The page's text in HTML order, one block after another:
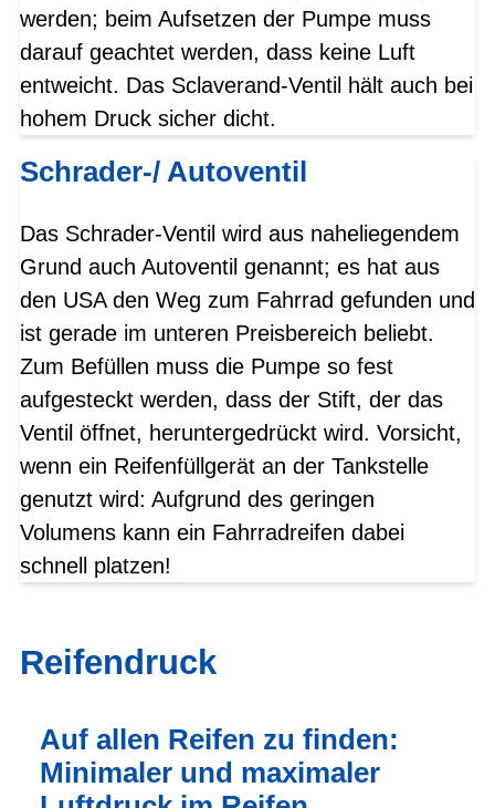
werden; beim Aufsetzen der Pumpe muss
darauf geachtet werden, dass keine Luft
entweicht. Das Sclaverand-Ventil hält auch bei
hohem Druck sicher dicht.
Schrader-/ Autoventil
Das Schrader-Ventil wird aus naheliegendem
Grund auch Autoventil genannt; es hat aus
den USA den Weg zum Fahrrad gefunden und
ist gerade im unteren Preisbereich beliebt.
Zum Befüllen muss die Pumpe so fest
aufgesteckt werden, dass der Stift, der das
Ventil öffnet, heruntergedrückt wird. Vorsicht,
wenn ein Reifenfüllgerät an der Tankstelle
genutzt wird: Aufgrund des geringen
Volumens kann ein Fahrradreifen dabei
schnell platzen!
Reifendruck
Auf allen Reifen zu finden:
Minimaler und maximaler